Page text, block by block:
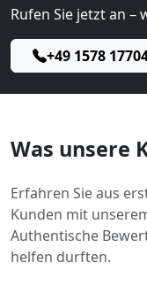
Rufen Sie jetzt an –
+49 1578
Was unsere
Erfahren Sie aus
Kunden mit
Authentische
helfen durften.